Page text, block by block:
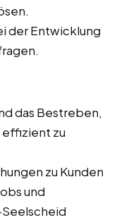
der Entwicklung
das Bestreben,
effizient zu
zu Kunden
und